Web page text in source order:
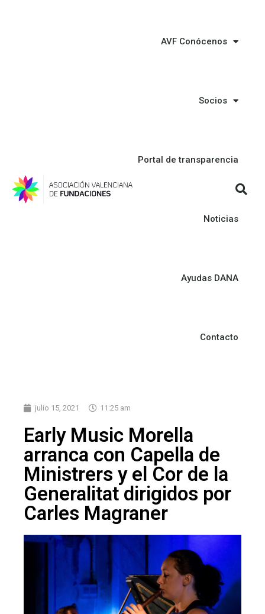
AVF Conócenos
Socios
Portal de transparencia
Noticias
Ayudas DANA
Contacto
julio 15, 2021 11:25 am
Early Music Morella
arranca con Capella de
Ministrers y el Cor de la
Generalitat dirigidos por
Carles Magraner